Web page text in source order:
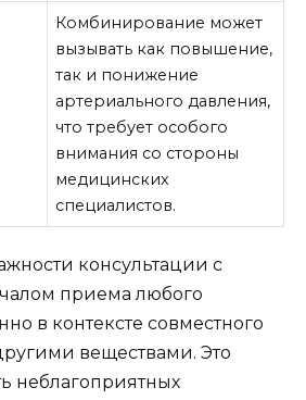
Комбинирование может
вызывать как повышение,
так и понижение
артериального давления,
что требует особого
внимания со стороны
медицинских
специалистов.
консультации с
приема любого
в контексте совместного
веществами. Это
неблагоприятных